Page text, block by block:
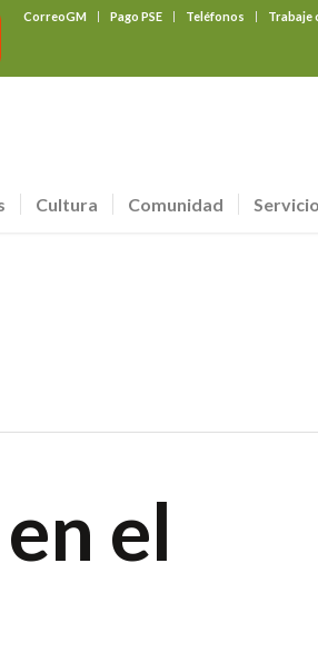
CorreoGM Pago PSE Teléfonos Trabaje
Cultura Comunidad
el